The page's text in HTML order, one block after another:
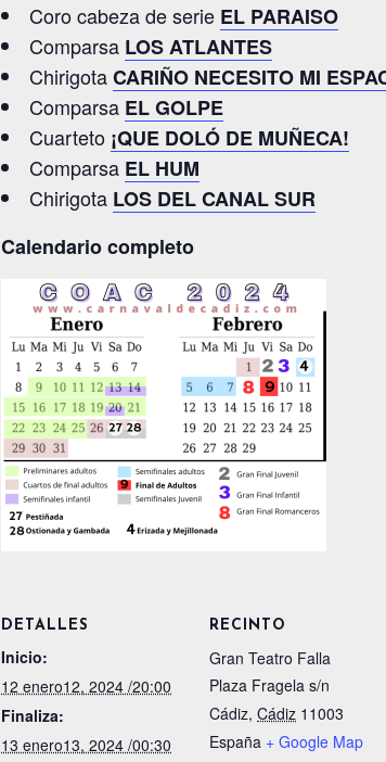
Coro cabeza de serie EL PARAISO
Comparsa LOS ATLANTES
ChirigotaCARIÑO NECESITO MI
Comparsa EL GOLPE
Cuarteto ¡QUE DOLÓ DE MUÑECA!
Comparsa EL HUM
Chirigota LOS DEL CANAL SUR
Calendario completo
DETALLES
Inicio:
12 enero12, 2024 /20:00
Finaliza:
13 enero13, 2024 /00:30
RECINTO
Gran Teatro Falla
Plaza Fragela s/n
Cádiz, Cádiz 11003
España + Google Map